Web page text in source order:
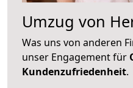
Umzug von
Was uns von anderen
unser Engagement für
Kundenzufriedenheit.